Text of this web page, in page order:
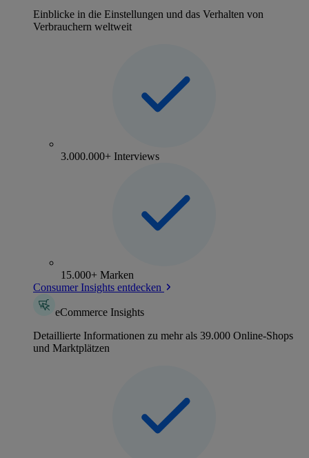
Einblicke in die Einstellungen und das Verhalten von
Verbrauchern weltweit
3.000.000+ Interviews
15.000+ Marken
Consumer Insights entdecken
eCommerce Insights
Detaillierte Informationen zu mehr als 39.000 Online-Shops
und Marktplätzen